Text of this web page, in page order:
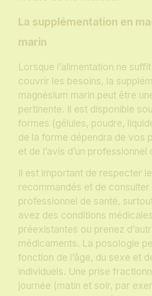
La supplémentation en
marin
Lorsque l’alimentation ne
couvrir les besoins, la
magnésium marin peut être
pertinente. Il est disponible
formes (gélules, poudre,
de la forme dépendra de vos
et de l’avis d’un professionnel
Il est important de respecter
recommandés et de consulter
professionnel de santé,
avez des conditions médicales
préexistantes ou prenez
médicaments. La posologie
fonction de l’âge, du sexe et
individuels. Une prise
journée (matin et soir, par